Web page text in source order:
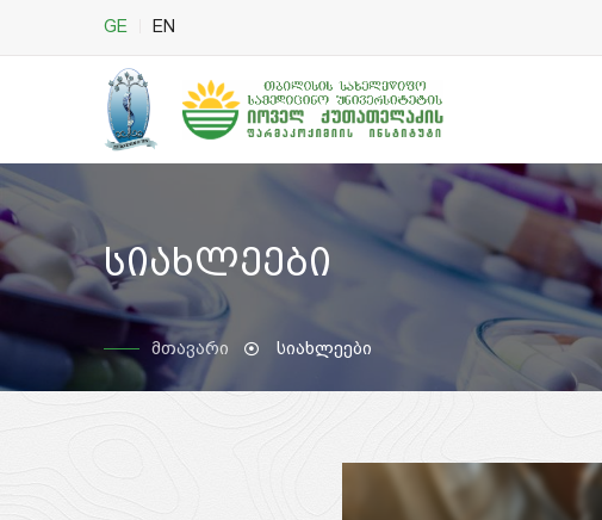
GE EN
სიახლეები
მთავარი სიახლეები